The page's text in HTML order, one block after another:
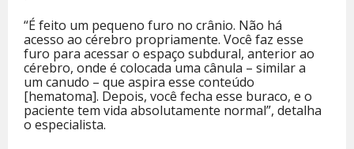
“É feito um pequeno furo no crânio. Não há
acesso ao cérebro propriamente. Você faz esse
furo para acessar o espaço subdural, anterior ao
cérebro, onde é colocada uma cânula – similar a
um canudo – que aspira esse conteúdo
[hematoma]. Depois, você fecha esse buraco, e o
paciente tem vida absolutamente normal”, detalha
o especialista.